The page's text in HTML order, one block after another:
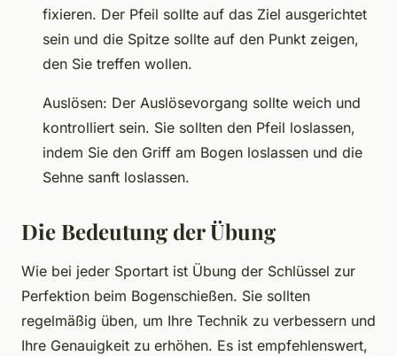
fixieren. Der Pfeil sollte auf das Ziel ausgerichtet
sein und die Spitze sollte auf den Punkt zeigen,
den Sie treffen wollen.
Auslösen: Der Auslösevorgang sollte weich und
kontrolliert sein. Sie sollten den Pfeil loslassen,
indem Sie den Griff am Bogen loslassen und die
Sehne sanft loslassen.
Die Bedeutung der Übung
Wie bei jeder Sportart ist Übung der Schlüssel zur
Perfektion beim Bogenschießen. Sie sollten
regelmäßig üben, um Ihre Technik zu verbessern und
Ihre Genauigkeit zu erhöhen. Es ist empfehlenswert,